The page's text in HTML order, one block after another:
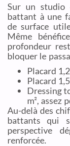
Sur un studio
battant à une
de surface
Même
profondeur
bloquer le
Placard
Placard
Dressing
m², assez
Au-delà des
battants qui
perspective
renforcée.